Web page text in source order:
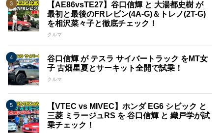
【AE86vsTE27】谷口信輝 と 大湯都史樹 が
最初と最後のFRレビン(4A-G)＆トレノ(2T-G)
を相沢菜々子と徹底チェック！
クルマ
谷口信輝 が テスラ サイバートラック をMT女
子 古畑星夏とサーキット全開で試乗！
クルマ
【VTEC vs MIVEC】ホンダ EG6 シビック と
三菱 ミラージュRS を 谷口信輝 と 織戸学が試
乗チェック！